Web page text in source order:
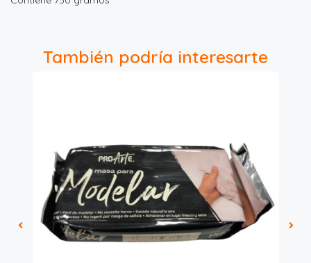
También podría interesarte